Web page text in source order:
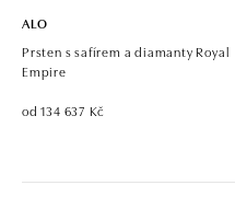
ALO
Prsten s safírem a diamanty Royal
Empire
od 134 637 Kč